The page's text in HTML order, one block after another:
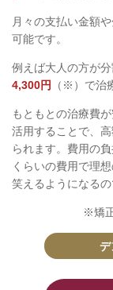
月々の支払い金額
可能です。
例えば大人の方が
4,300円
（※）で治
もともとの治療費
活用することで、
られます。費用の
くらいの費用で理
笑えるようになるの
※矯
デ